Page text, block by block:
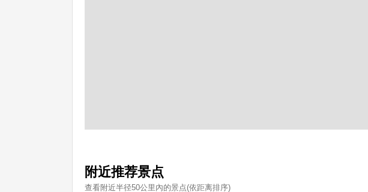
附近推荐景点
查看附近半径50公里內的景点(依距离排序)